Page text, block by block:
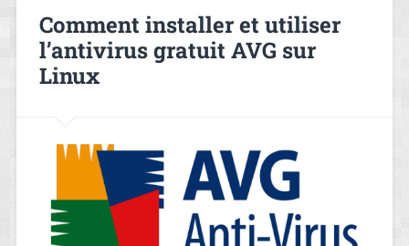
Comment installer et utiliser
l’antivirus gratuit AVG sur
Linux